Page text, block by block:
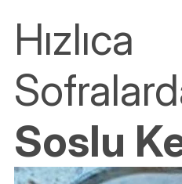
Hızlıca
Soslu